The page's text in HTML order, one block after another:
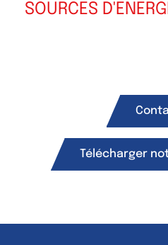
SOURCES
Télécharger